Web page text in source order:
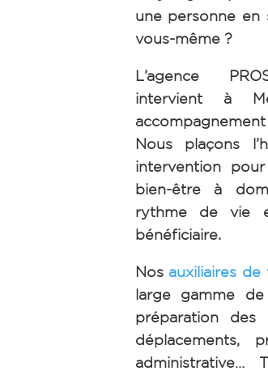
une personne
vous-même ?
L’agence
intervient à
Nous plaçons
intervention
bien-être à
rythme de vie
bénéficiaire.
Nos auxiliaires de
large gamme
préparation des
déplacements,
administrative…